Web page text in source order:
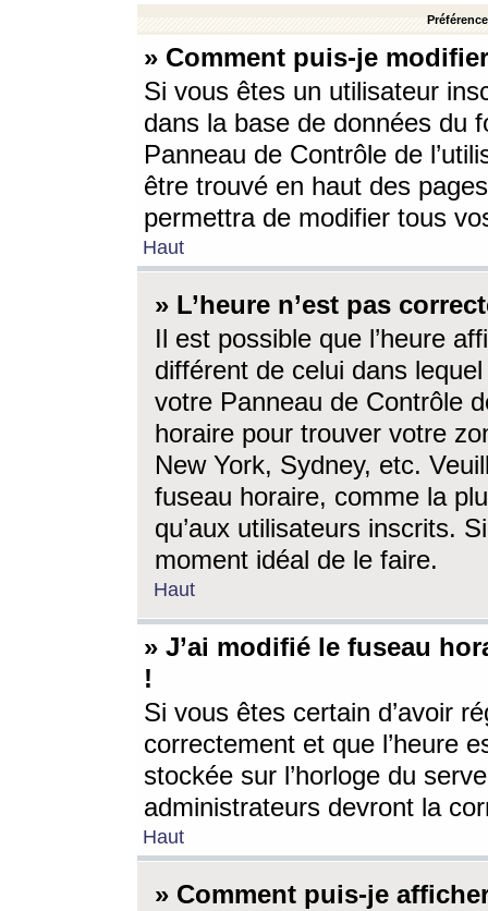
» Comment puis-je
Si vous êtes un utilisateur
dans la base de données du
Panneau de Contrôle de
être trouvé en haut des
permettra de modifier tous
Haut
» L’heure n’est pas
Il est possible que l’heure
différent de celui dans
votre Panneau de Contrôle
horaire pour trouver votre
New York, Sydney, etc.
fuseau horaire, comme la
qu’aux utilisateurs inscrits.
moment idéal de le faire.
Haut
» J’ai modifié le fuseau
!
Si vous êtes certain d’avoir
correctement et que l’heure
stockée sur l’horloge du
administrateurs devront la
Haut
» Comment puis-je